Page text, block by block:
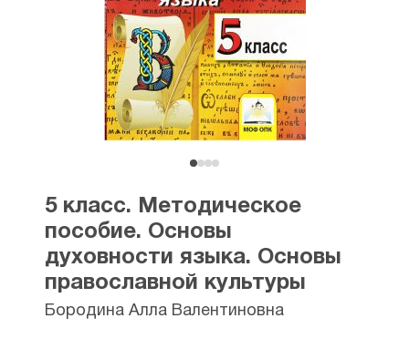
5 класс. Методическое
пособие. Основы
духовности языка. Основы
православной культуры
Бородина Алла Валентиновна